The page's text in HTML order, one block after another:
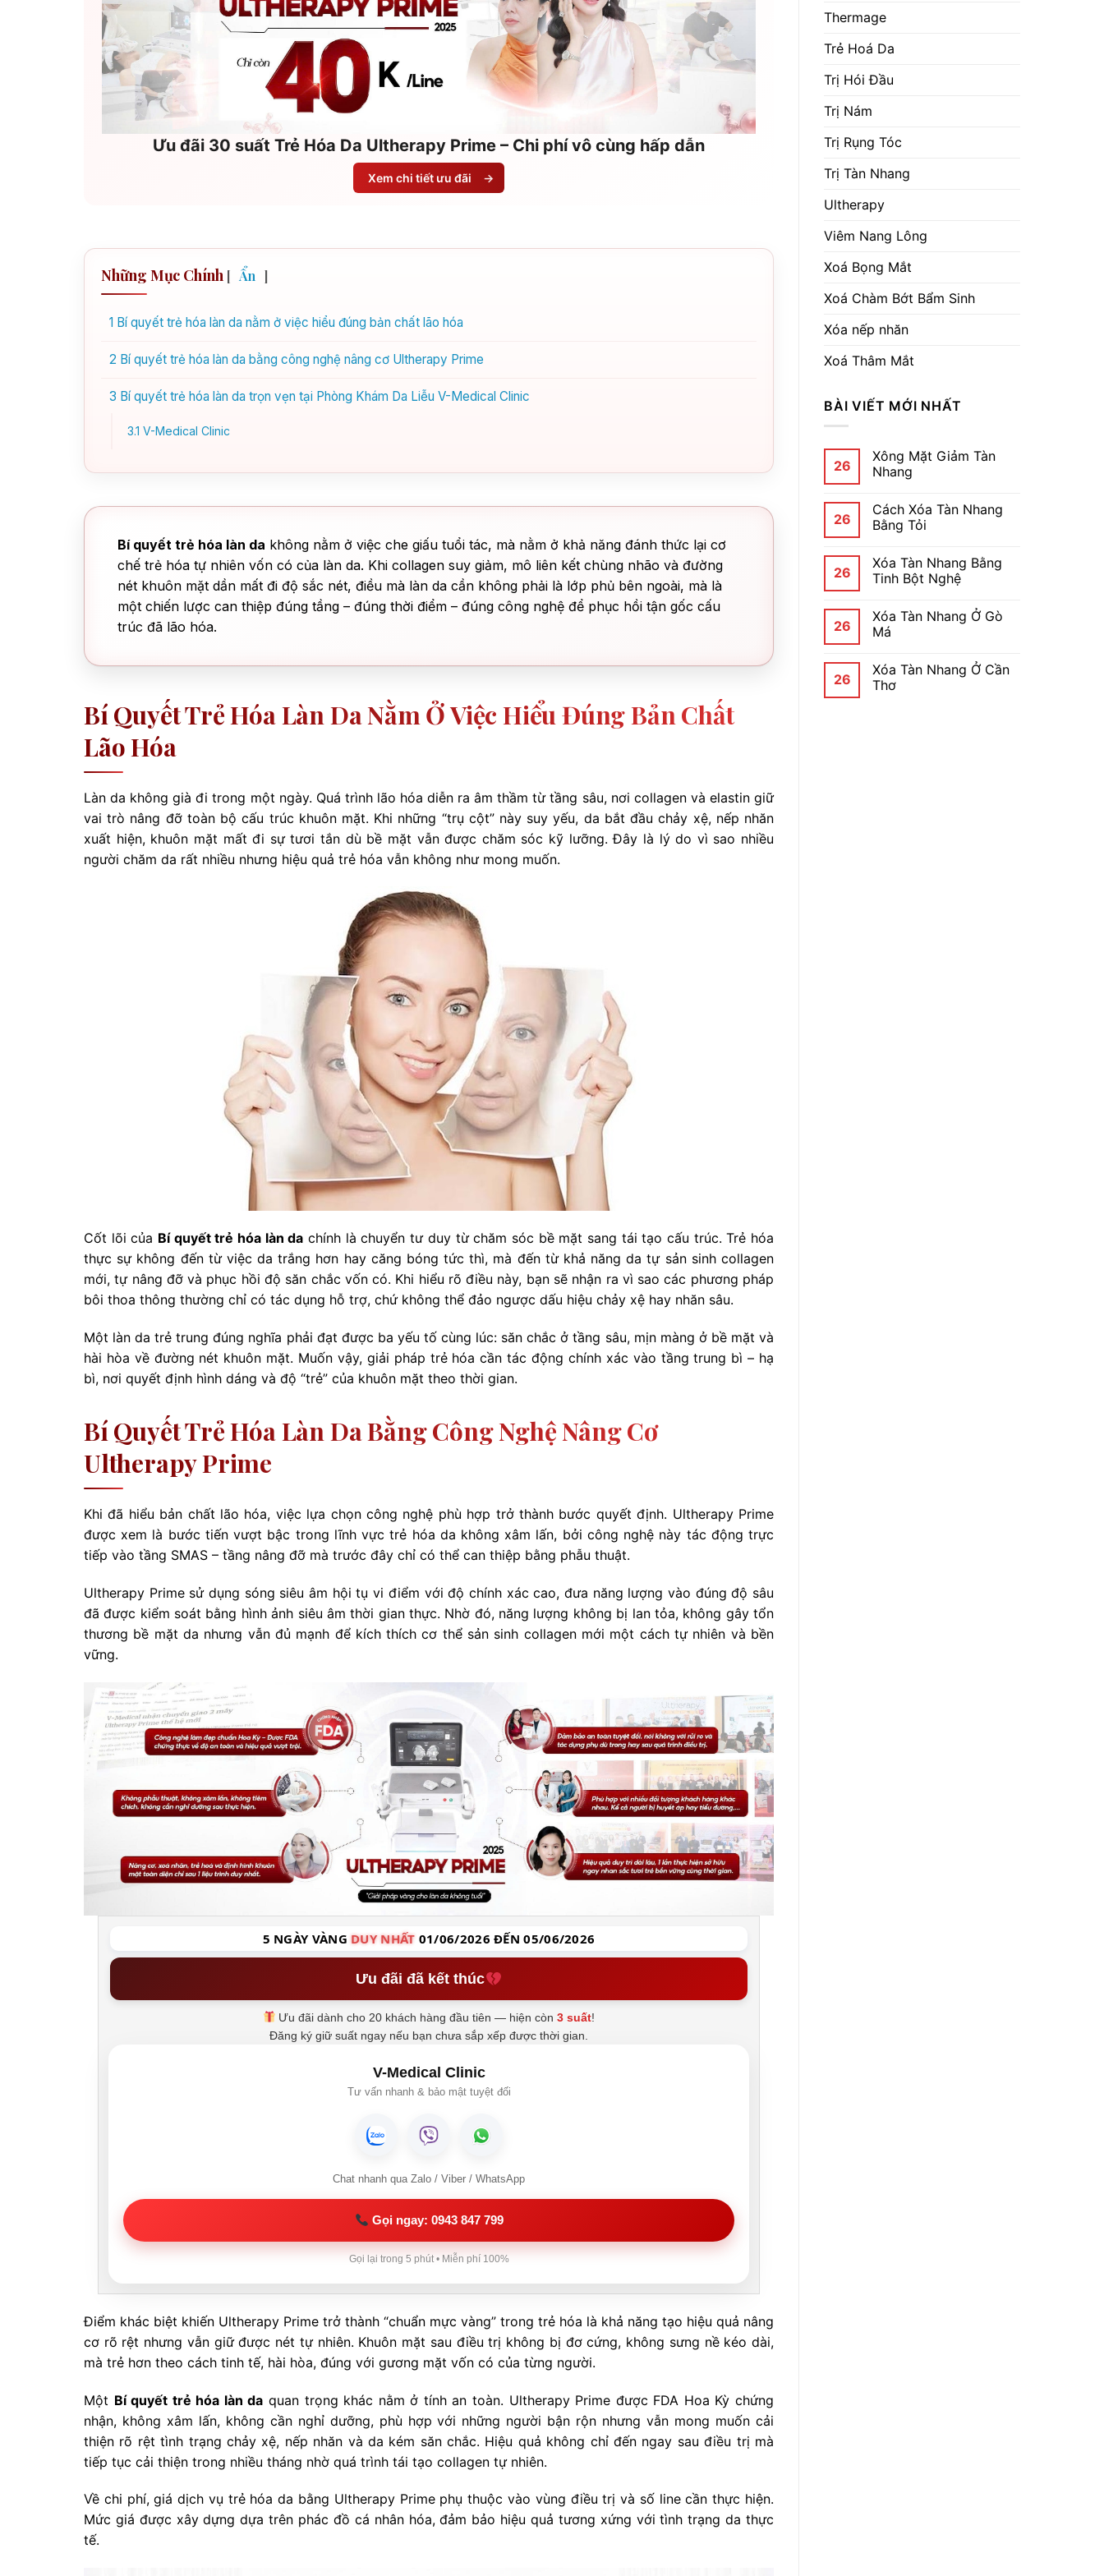
Ưu đãi 30 suất Trẻ Hóa Da Ultherapy Prime – Chi phí vô cùng hấp dẫn
Xem chi tiết ưu đãi →
Những Mục Chính [ Ẩn ]
1 Bí quyết trẻ hóa làn da nằm ở việc hiểu đúng bản chất lão hóa
2 Bí quyết trẻ hóa làn da bằng công nghệ nâng cơ Ultherapy Prime
3 Bí quyết trẻ hóa làn da trọn vẹn tại Phòng Khám Da Liễu V-Medical Clinic
3.1 V-Medical Clinic
Bí quyết trẻ hóa làn da không nằm ở việc che giấu tuổi tác, mà nằm ở khả năng đánh thức lại cơ
chế trẻ hóa tự nhiên vốn có của làn da. Khi collagen suy giảm, mô liên kết chùng nhão và đường
nét khuôn mặt dần mất đi độ sắc nét, điều mà làn da cần không phải là lớp phủ bên ngoài, mà là
một chiến lược can thiệp đúng tầng – đúng thời điểm – đúng công nghệ để phục hồi tận gốc cấu
trúc đã lão hóa.
Bí Quyết Trẻ Hóa Làn Da Nằm Ở Việc Hiểu Đúng Bản Chất
Lão Hóa
Làn da không già đi trong một ngày. Quá trình lão hóa diễn ra âm thầm từ tầng sâu, nơi collagen và elastin giữ
vai trò nâng đỡ toàn bộ cấu trúc khuôn mặt. Khi những “trụ cột” này suy yếu, da bắt đầu chảy xệ, nếp nhăn
xuất hiện, khuôn mặt mất đi sự tươi tắn dù bề mặt vẫn được chăm sóc kỹ lưỡng. Đây là lý do vì sao nhiều
người chăm da rất nhiều nhưng hiệu quả trẻ hóa vẫn không như mong muốn.
Cốt lõi của Bí quyết trẻ hóa làn da chính là chuyển tư duy từ chăm sóc bề mặt sang tái tạo cấu trúc. Trẻ hóa
thực sự không đến từ việc da trắng hơn hay căng bóng tức thì, mà đến từ khả năng da tự sản sinh collagen
mới, tự nâng đỡ và phục hồi độ săn chắc vốn có. Khi hiểu rõ điều này, bạn sẽ nhận ra vì sao các phương pháp
bôi thoa thông thường chỉ có tác dụng hỗ trợ, chứ không thể đảo ngược dấu hiệu chảy xệ hay nhăn sâu.
Một làn da trẻ trung đúng nghĩa phải đạt được ba yếu tố cùng lúc: săn chắc ở tầng sâu, mịn màng ở bề mặt và
hài hòa về đường nét khuôn mặt. Muốn vậy, giải pháp trẻ hóa cần tác động chính xác vào tầng trung bì – hạ
bì, nơi quyết định hình dáng và độ “trẻ” của khuôn mặt theo thời gian.
Bí Quyết Trẻ Hóa Làn Da Bằng Công Nghệ Nâng Cơ
Ultherapy Prime
Khi đã hiểu bản chất lão hóa, việc lựa chọn công nghệ phù hợp trở thành bước quyết định. Ultherapy Prime
được xem là bước tiến vượt bậc trong lĩnh vực trẻ hóa da không xâm lấn, bởi công nghệ này tác động trực
tiếp vào tầng SMAS – tầng nâng đỡ mà trước đây chỉ có thể can thiệp bằng phẫu thuật.
Ultherapy Prime sử dụng sóng siêu âm hội tụ vi điểm với độ chính xác cao, đưa năng lượng vào đúng độ sâu
đã được kiểm soát bằng hình ảnh siêu âm thời gian thực. Nhờ đó, năng lượng không bị lan tỏa, không gây tổn
thương bề mặt da nhưng vẫn đủ mạnh để kích thích cơ thể sản sinh collagen mới một cách tự nhiên và bền
vững.
5 NGÀY VÀNGDUY NHẤT 01/06/2026 ĐẾN 05/06/2026
Ưu đãi đã kết thúc
Ưu đãi dành cho 20 khách hàng đầu tiên — hiện còn3 suất!
Đăng ký giữ suất ngay nếu bạn chưa sắp xếp được thời gian.
V-Medical Clinic
Tư vấn nhanh & bảo mật tuyệt đối
Chat nhanh qua Zalo / Viber / WhatsApp
Gọi ngay: 0943 847 799
Gọi lại trong 5 phút • Miễn phí 100%
Điểm khác biệt khiến Ultherapy Prime trở thành “chuẩn mực vàng” trong trẻ hóa là khả năng tạo hiệu quả nâng
cơ rõ rệt nhưng vẫn giữ được nét tự nhiên. Khuôn mặt sau điều trị không bị đơ cứng, không sưng nề kéo dài,
mà trẻ hơn theo cách tinh tế, hài hòa, đúng với gương mặt vốn có của từng người.
Một Bí quyết trẻ hóa làn da quan trọng khác nằm ở tính an toàn. Ultherapy Prime được FDA Hoa Kỳ chứng
nhận, không xâm lấn, không cần nghỉ dưỡng, phù hợp với những người bận rộn nhưng vẫn mong muốn cải
thiện rõ rệt tình trạng chảy xệ, nếp nhăn và da kém săn chắc. Hiệu quả không chỉ đến ngay sau điều trị mà
tiếp tục cải thiện trong nhiều tháng nhờ quá trình tái tạo collagen tự nhiên.
Về chi phí, giá dịch vụ trẻ hóa da bằng Ultherapy Prime phụ thuộc vào vùng điều trị và số line cần thực hiện.
Mức giá được xây dựng dựa trên phác đồ cá nhân hóa, đảm bảo hiệu quả tương xứng với tình trạng da thực
tế.
Thermage
Trẻ Hoá Da
Trị Hói Đầu
Trị Nám
Trị Rụng Tóc
Trị Tàn Nhang
Ultherapy
Viêm Nang Lông
Xoá Bọng Mắt
Xoá Chàm Bớt Bẩm Sinh
Xóa nếp nhăn
Xoá Thâm Mắt
BÀI VIẾT MỚI NHẤT
26
Xông Mặt Giảm Tàn
Nhang
26
Cách Xóa Tàn Nhang
Bằng Tỏi
26
Xóa Tàn Nhang Bằng
Tinh Bột Nghệ
26
Xóa Tàn Nhang Ở Gò
Má
26
Xóa Tàn Nhang Ở Cần
Thơ